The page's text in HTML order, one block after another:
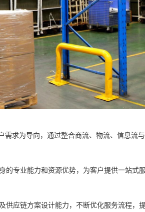
求为导向，通过整合商流、物流、信息流
专业能力和资源优势，为客户提供一站式服
应链方案设计能力，不断优化服务流程，提